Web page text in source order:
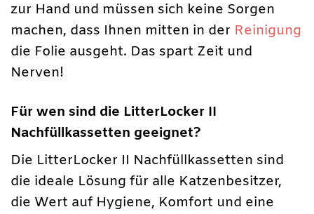
zur Hand und müssen sich keine Sorgen
machen, dass Ihnen mitten in der Reinigung
die Folie ausgeht. Das spart Zeit und
Nerven!
Für wen sind die LitterLocker II
Nachfüllkassetten geeignet?
Die LitterLocker II Nachfüllkassetten sind
die ideale Lösung für alle Katzenbesitzer,
die Wert auf Hygiene, Komfort und eine